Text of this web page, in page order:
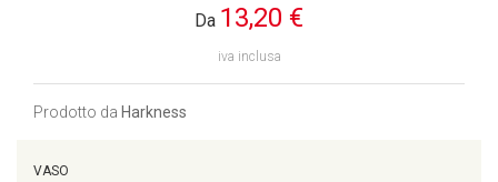
Da 13,20 €
iva inclusa
Prodotto da Harkness
VASO